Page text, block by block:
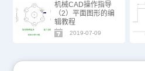
机械CAD操作指导
（2）平面图形的编
辑教程
2019-07-09